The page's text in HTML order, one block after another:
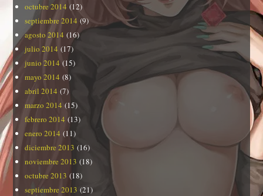
octubre 2014 (12)
septiembre 2014 (9)
agosto 2014 (16)
julio 2014 (17)
junio 2014 (15)
mayo 2014 (8)
abril 2014 (7)
marzo 2014 (15)
febrero 2014 (13)
enero 2014 (11)
diciembre 2013 (16)
noviembre 2013 (18)
octubre 2013 (18)
septiembre 2013 (21)